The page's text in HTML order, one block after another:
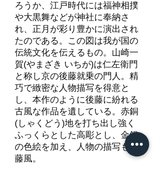
ろうか、江戸時代には福神相撲
や大黒舞などが神社に奉納さ
れ、正月が彩り豊かに演出され
たのである。この図は我が国の
伝統文化を伝えるもの。山崎一
賀(やまざき いちが)は仁左衛門
と称し京の後藤就乗の門人。精
巧で緻密な人物描写を得意と
し、本作のように後藤に紛れる
古風な作品を遺している。赤銅
(しゃくどう)地を打ち出し強く
ふっくらとした高彫とし、金銀
の色絵を加え、人物の描写も後
藤風。